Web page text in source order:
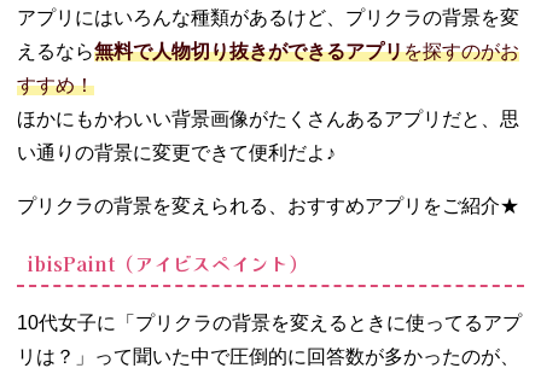
− 3. 残した
い部分をタ
ップ
− 4. 背景の
色を変える
− 5. 保存し
05. インスタのス
リクラを投稿す
るための背景加
工
− ストーリ
アプリにはいろんな種類があるけど、プリクラの背景を変
えるなら無料で人物切り抜きができるアプリを探すのがお
すすめ！
ほかにもかわいい背景画像がたくさんあるアプリだと、思
い通りの背景に変更できて便利だよ♪
プリクラの背景を変えられる、おすすめアプリをご紹介★
ibisPaint（アイビスペイント）
10代女子に「プリクラの背景を変えるときに使ってるアプ
リは？」って聞いた中で圧倒的に回答数が多かったのが、